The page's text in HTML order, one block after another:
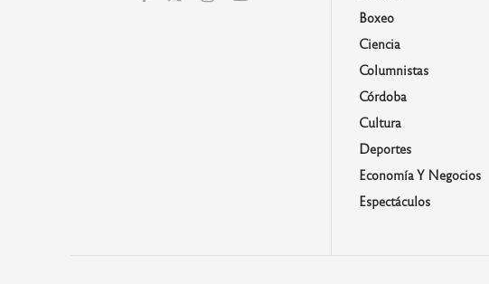
Boxeo
Ciencia
Columnistas
Córdoba
Cultura
Deportes
Economía Y Negocios
Espectáculos